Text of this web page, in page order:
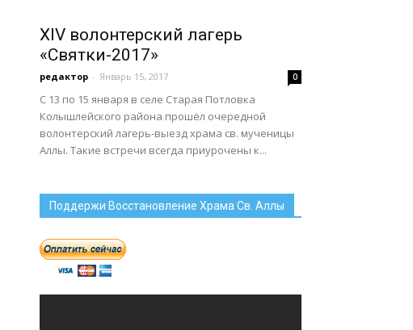
XIV волонтерский лагерь
«Святки-2017»
редактор - Январь 15, 2017 0
С 13 по 15 января в селе Старая Потловка
Колышлейского района прошёл очередной
волонтерский лагерь-выезд храма св. мученицы
Аллы. Такие встречи всегда приурочены к...
Поддержи Восстановление Храма Св. Аллы